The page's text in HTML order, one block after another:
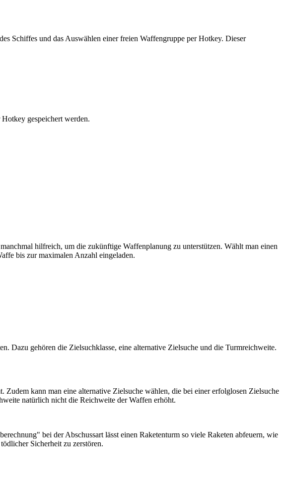
Schiffes und das Auswählen einer freien Waffengruppe per Hotkey. Dieser
gespeichert werden.
hilfreich, um die zukünftige Waffenplanung zu unterstützen. Wählt man einen
bis zur maximalen Anzahl eingeladen.
Dazu gehören die Zielsuchklasse, eine alternative Zielsuche und die Turmreichweite.
kann man eine alternative Zielsuche wählen, die bei einer erfolglosen Zielsuche
natürlich nicht die Reichweite der Waffen erhöht.
bei der Abschussart lässt einen Raketenturm so viele Raketen abfeuern, wie
Sicherheit zu zerstören.